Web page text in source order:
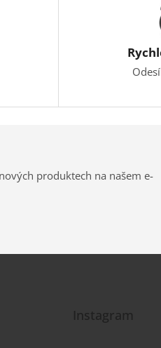
produktech na našem e-
Instagram